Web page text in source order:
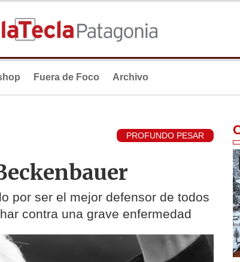
Fuera de Foco Archivo
PROFUNDO PESAR
por ser el mejor defensor de todos
contra una grave enfermedad